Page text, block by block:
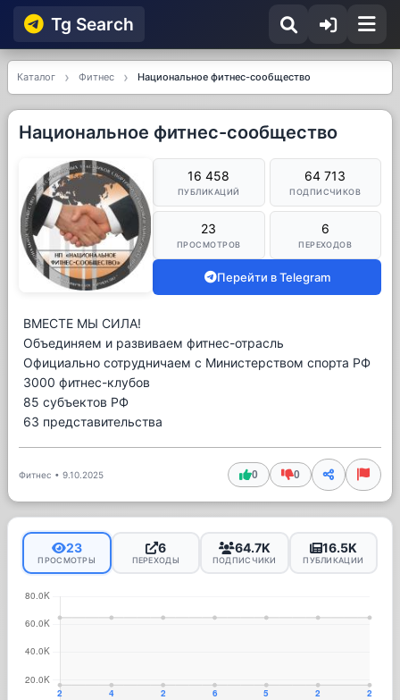
Tg Searсh
Каталог Фитнес Национальное фитнес-сообщество
Национальное фитнес-сообщество
16 458
ПУБЛИКАЦИЙ
64 713
ПОДПИСЧИКОВ
23
ПРОСМОТРОВ
6
ПЕРЕХОДОВ
Перейти в Telegram
ВМЕСТЕ МЫ СИЛА!
Объединяем и развиваем фитнес-отрасль
Официально сотрудничаем с Министерством спорта РФ
3000 фитнес-клубов
85 субъектов РФ
63 представительства
Фитнес • 9.10.2025 0 0
23
ПРОСМОТРЫ
6
ПЕРЕХОДЫ
64.7K
ПОДПИСЧИКИ
16.5K
ПУБЛИКАЦИИ